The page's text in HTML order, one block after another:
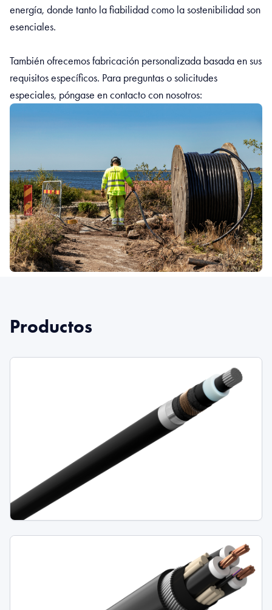
energía, donde tanto la fiabilidad como la sostenibilidad son
esenciales.
También ofrecemos fabricación personalizada basada en sus
requisitos específicos. Para preguntas o solicitudes
especiales, póngase en contacto con nosotros:
Productos
AXLJ-F TTCL
Missing Description in PIM.